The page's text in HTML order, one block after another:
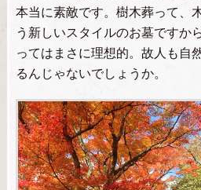
本当に素敵です。樹木葬って、
う新しいスタイルのお墓ですか
ってはまさに理想的。故人も自
るんじゃないでしょうか。